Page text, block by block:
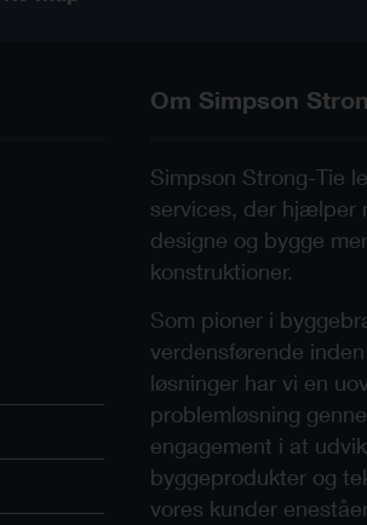
Om Simpson
Simpson Strong-Tie
services, der hjælper
designe og bygge
konstruktioner.
Som pioner i
verdensførende
løsninger har vi en
problemløsning
engagement i at
byggeprodukter og
vores kunder